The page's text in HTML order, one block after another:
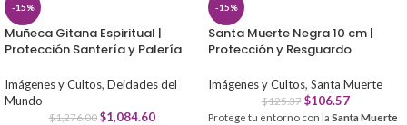
-15%
Muñeca Gitana Espiritual |
Protección Santería y Palería
Imágenes y Cultos, Deidades del
Mundo
$1,276.00 $1,084.60
-15%
Santa Muerte Negra 10 cm |
Protección y Resguardo
Imágenes y Cultos, Santa Muerte
$125.37 $106.57
Protege tu entorno con la Santa Muerte